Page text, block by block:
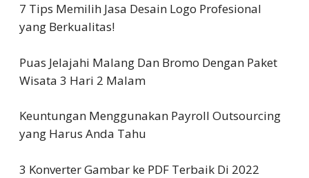
7 Tips Memilih Jasa Desain Logo Profesional
yang Berkualitas!
Puas Jelajahi Malang Dan Bromo Dengan Paket
Wisata 3 Hari 2 Malam
Keuntungan Menggunakan Payroll Outsourcing
yang Harus Anda Tahu
3 Konverter Gambar ke PDF Terbaik Di 2022